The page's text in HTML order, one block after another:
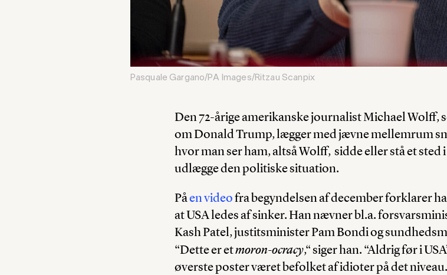
Pasquale Gargano/PA Images/Ritzau Scanpix
Den 72-årige amerikanske journalist Michael Wolff,
om Donald Trump, lægger med jævne mellemrum
hvor man ser ham, altså Wolff, sidde eller stå et sted
udlægge den politiske situation.
Påen videofra begyndelsen af december forklarer
at USA ledes af sinker. Han nævner bl.a.
Kash Patel, justitsminister Pam Bondi og
“Dette er etmoron-ocracy,“ siger han. “Aldrig før i
øverste poster været befolket af idioter på det